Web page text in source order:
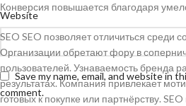
Конверсия повышается благодаря
SEO SEO позволяет отличиться среди
Организации обретают фору в
пользователей. Узнаваемость бренда
результатах. Компания привлекает
готовых к покупке или партнёрству.
Website
Save my name, email, and website in
comment.